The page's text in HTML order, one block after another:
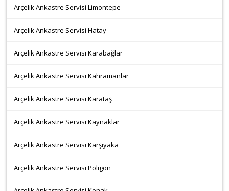
Arçelik Ankastre Servisi Limontepe
Arçelik Ankastre Servisi Hatay
Arçelik Ankastre Servisi Karabağlar
Arçelik Ankastre Servisi Kahramanlar
Arçelik Ankastre Servisi Karataş
Arçelik Ankastre Servisi Kaynaklar
Arçelik Ankastre Servisi Karşıyaka
Arçelik Ankastre Servisi Poligon